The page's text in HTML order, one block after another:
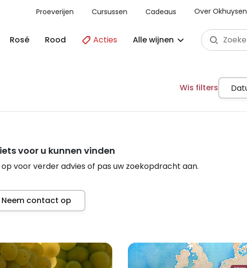
Proeverijen Cursussen Cadeaus Over Okhuysen
Rosé Rood Acties Alle wijnen
Wis filters
voor u kunnen vinden
voor verder advies of pas uw zoekopdracht aan.
Neem contact op